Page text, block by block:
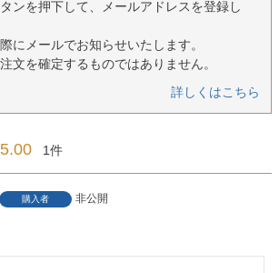
ンを押下して、メールアドレスを登録し
にメールでお知らせいたします。
文を確定するものではありません。
詳しくはこちら
5.00 1
購入者
非公開